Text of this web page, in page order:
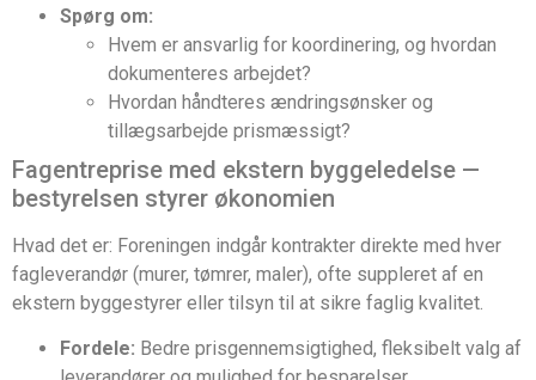
Spørg om:
Hvem er ansvarlig for koordinering, og hvordan
dokumenteres arbejdet?
Hvordan håndteres ændringsønsker og
tillægsarbejde prismæssigt?
Fagentreprise med ekstern byggeledelse —
bestyrelsen styrer økonomien
Hvad det er: Foreningen indgår kontrakter direkte med hver
fagleverandør (murer, tømrer, maler), ofte suppleret af en
ekstern byggestyrer eller tilsyn til at sikre faglig kvalitet.
Fordele: Bedre prisgennemsigtighed, fleksibelt valg af